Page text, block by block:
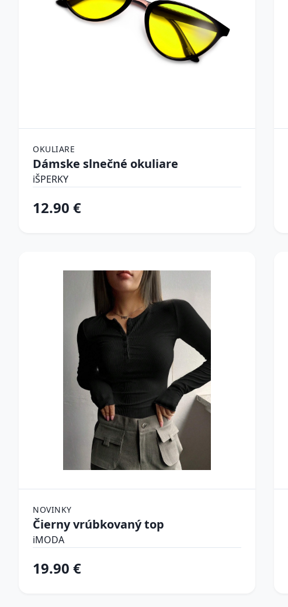
OKULIARE
Dámske slnečné okuliare
iŠPERKY
12.90 €
NOVINKY
Čierny vrúbkovaný top
iMODA
19.90 €